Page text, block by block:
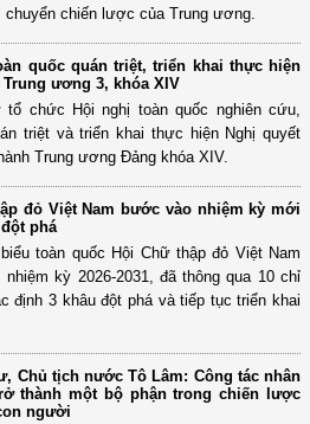
chiến lược của Trung ương.
quốc quán triệt, triển khai thực hiện
Trung ương 3, khóa XIV
chức Hội nghị toàn quốc nghiên cứu,
triệt và triển khai thực hiện Nghị quyết
Trung ương Đảng khóa XIV.
đỏ Việt Nam bước vào nhiệm kỳ mới
phá
toàn quốc Hội Chữ thập đỏ Việt Nam
nhiệm kỳ 2026-2031, đã thông qua 10 chỉ
định 3 khâu đột phá và tiếp tục triển khai
Chủ tịch nước Tô Lâm: Công tác nhân
thành một bộ phận trong chiến lược
người